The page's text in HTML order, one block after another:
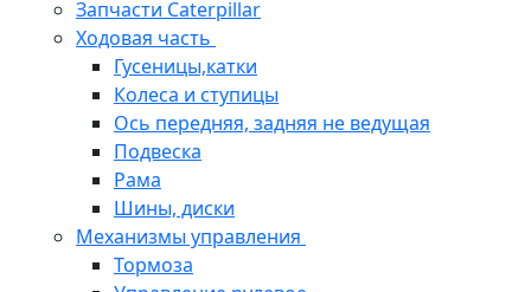
Запчасти Caterpillar
Ходовая часть
Гусеницы,катки
Колеса и ступицы
Ось передняя, задняя не ведущая
Подвеска
Рама
Шины, диски
Механизмы управления
Тормоза